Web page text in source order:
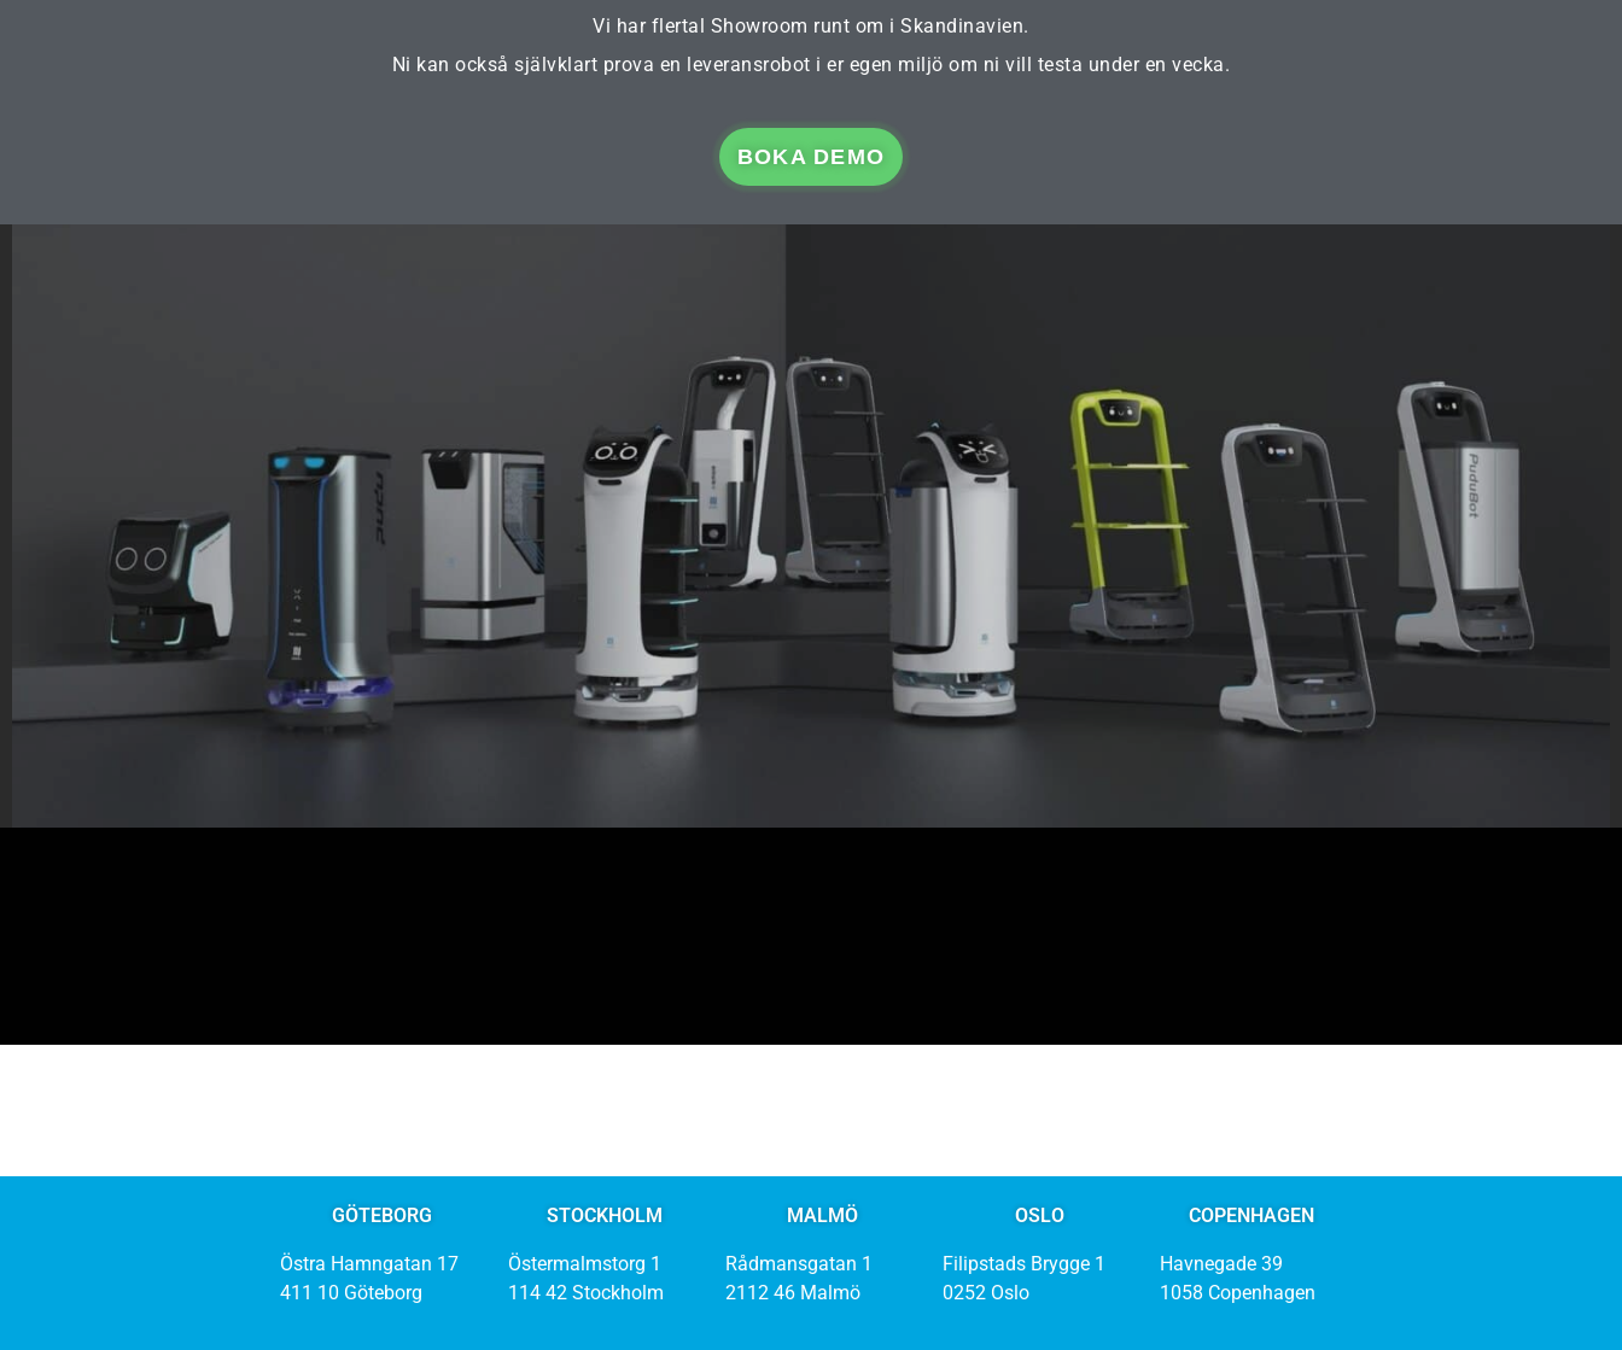
Vi har flertal Showroom runt om i Skandinavien.
Ni kan också självklart prova en leveransrobot i er egen miljö om ni vill testa under en vecka.
BOKA DEMO
GÖTEBORG
Östra Hamngatan 17
411 10 Göteborg
STOCKHOLM
Östermalmstorg 1
114 42 Stockholm
MALMÖ
Rådmansgatan 1
2112 46 Malmö
OSLO
Filipstads Brygge 1
0252 Oslo
COPENHAGEN
Havnegade 39
1058 Copenhagen